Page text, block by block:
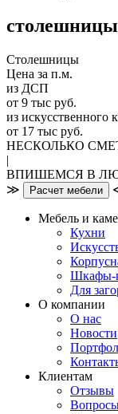
столешницы
Столешницы
Цена за п.м.
из ДСП
от 9 тыс руб.
из искусственного
от 17 тыс руб.
НЕСКОЛЬКО
|
ВПИШЕМСЯ В
≫
Расчет мебели
Мебель и
Кухни
Шкафы-
Для
О компании
О нас
Новости
Клиентам
Отзывы